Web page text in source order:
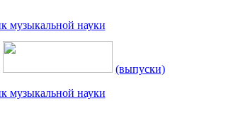
(выпуски)